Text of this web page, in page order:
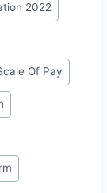
2022
Of Pay